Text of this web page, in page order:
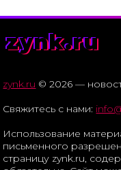
zynk.ru
zynk.ru © 2026 —
Свяжитесь с нами:
Использование
письменного
страницу zynk.ru,